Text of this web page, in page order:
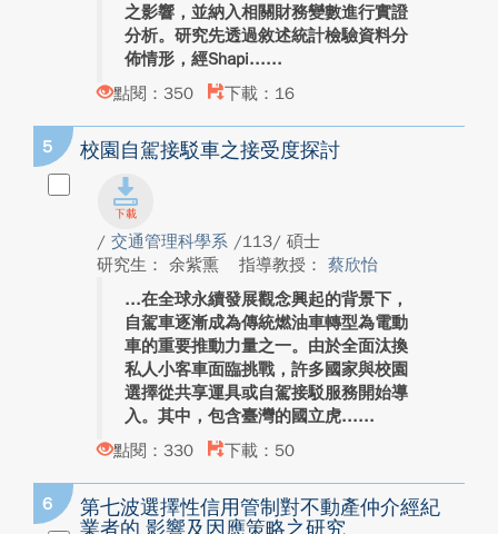
之影響，並納入相關財務變數進行實證
分析。研究先透過敘述統計檢驗資料分
佈情形，經Shapi...
點閱：350
下載：16
5 校園自駕接駁車之接受度探討
/ 交通管理科學系 /113/ 碩士
研究生： 余紫熏
指導教授： 蔡欣怡
在全球永續發展觀念興起的背景下，
自駕車逐漸成為傳統燃油車轉型為電動
車的重要推動力量之一。由於全面汰換
私人小客車面臨挑戰，許多國家與校園
選擇從共享運具或自駕接駁服務開始導
入。其中，包含臺灣的國立虎...
點閱：330
下載：50
6
第七波選擇性信用管制對不動產仲介經紀
業者的 影響及因應策略之研究